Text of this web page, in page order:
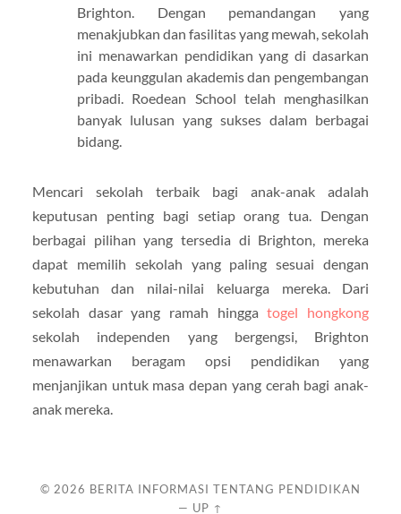
Brighton. Dengan pemandangan yang
menakjubkan dan fasilitas yang mewah, sekolah
ini menawarkan pendidikan yang di dasarkan
pada keunggulan akademis dan pengembangan
pribadi. Roedean School telah menghasilkan
banyak lulusan yang sukses dalam berbagai
bidang.
Mencari sekolah terbaik bagi anak-anak adalah
keputusan penting bagi setiap orang tua. Dengan
berbagai pilihan yang tersedia di Brighton, mereka
dapat memilih sekolah yang paling sesuai dengan
kebutuhan dan nilai-nilai keluarga mereka. Dari
sekolah dasar yang ramah hinggatogel hongkong
sekolah independen yang bergengsi, Brighton
menawarkan beragam opsi pendidikan yang
menjanjikan untuk masa depan yang cerah bagi anak-
anak mereka.
© 2026 BERITA INFORMASI TENTANG PENDIDIKAN
— UP ↑